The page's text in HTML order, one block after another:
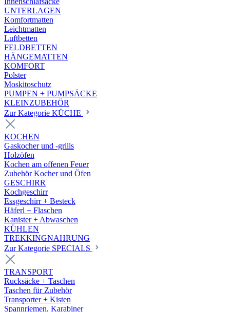
UNTERLAGEN
Komfortmatten
Leichtmatten
Luftbetten
FELDBETTEN
HÄNGEMATTEN
KOMFORT
Polster
Moskitoschutz
PUMPEN + PUMPSÄCKE
KLEINZUBEHÖR
Zur Kategorie KÜCHE
KOCHEN
Gaskocher und -grills
Holzöfen
Kochen am offenen Feuer
Zubehör Kocher und Öfen
GESCHIRR
Kochgeschirr
Essgeschirr + Besteck
Häferl + Flaschen
Kanister + Abwaschen
KÜHLEN
TREKKINGNAHRUNG
Zur Kategorie SPECIALS
TRANSPORT
Rucksäcke + Taschen
Taschen für Zubehör
Transporter + Kisten
Spannriemen, Karabiner